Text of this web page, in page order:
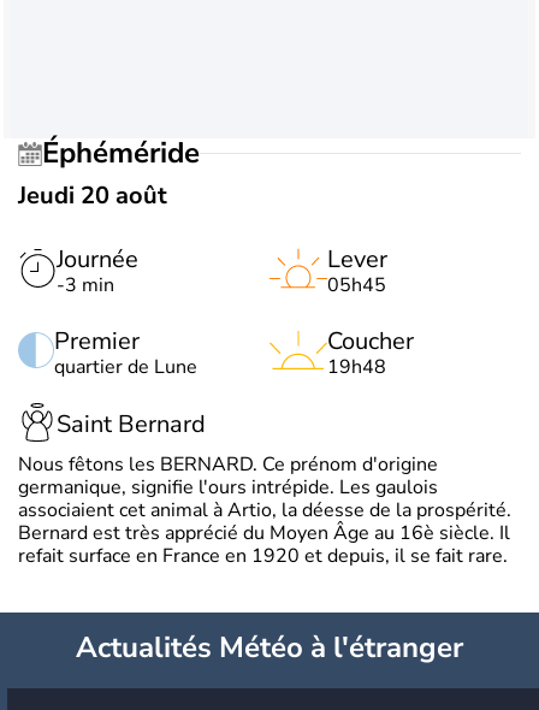
Éphéméride
Jeudi 20 août
Journée
-3 min
Premier
quartier de Lune
Lever
05h45
Coucher
19h48
Saint Bernard
Nous fêtons les BERNARD. Ce prénom d'origine
germanique, signifie l'ours intrépide. Les gaulois
associaient cet animal à Artio, la déesse de la prospérité.
Bernard est très apprécié du Moyen Âge au 16è siècle. Il
refait surface en France en 1920 et depuis, il se fait rare.
Actualités Météo à l'étranger